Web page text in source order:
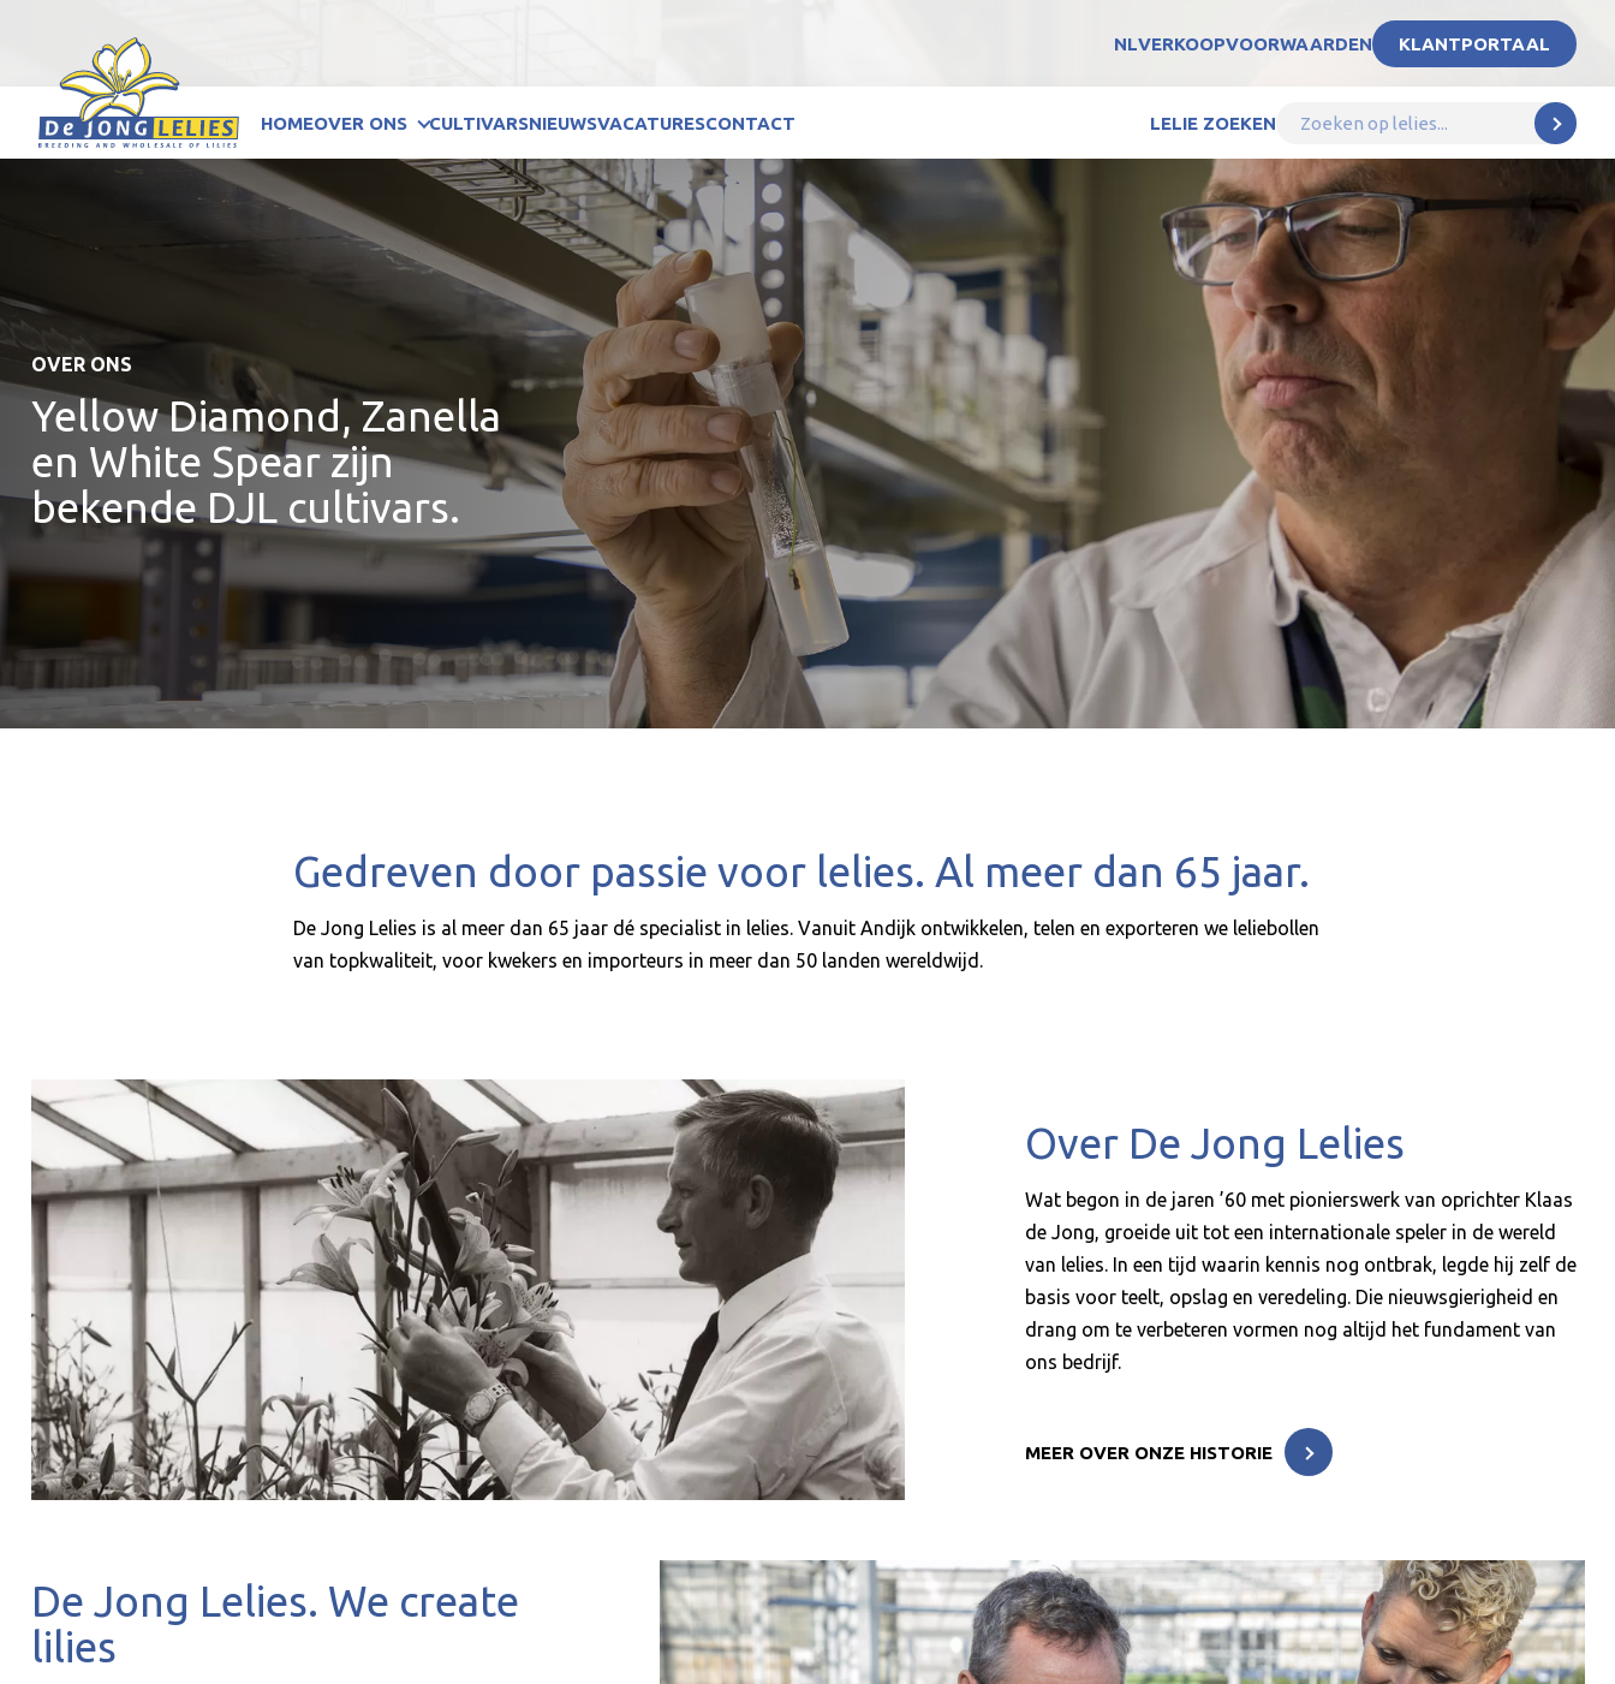
NLVERKOOPVOORWAARDEN KLANTPORTAAL
HOMEOVER ONS CULTIVARSNIEUWSVACATURESCONTACT LELIE ZOEKEN
OVER ONS
Yellow Diamond, Zanella
en White Spear zijn
bekende DJL cultivars.
Gedreven door passie voor lelies. Al meer dan 65 jaar.
De Jong Lelies is al meer dan 65 jaar dé specialist in lelies. Vanuit Andijk ontwikkelen, telen en exporteren we leliebollen
van topkwaliteit, voor kwekers en importeurs in meer dan 50 landen wereldwijd.
Over De Jong Lelies
Wat begon in de jaren ’60 met pionierswerk van oprichter Klaas
de Jong, groeide uit tot een internationale speler in de wereld
van lelies. In een tijd waarin kennis nog ontbrak, legde hij zelf de
basis voor teelt, opslag en veredeling. Die nieuwsgierigheid en
drang om te verbeteren vormen nog altijd het fundament van
ons bedrijf.
MEER OVER ONZE HISTORIE
De Jong Lelies. We create
lilies